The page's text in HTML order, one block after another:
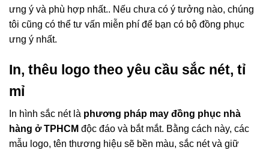
ưng ý và phù hợp nhất.. Nếu chưa có ý tưởng nào, chúng
tôi cũng có thể tư vấn miễn phí để bạn có bộ đồng phục
ưng ý nhất.
In, thêu logo theo yêu cầu sắc nét, tỉ
mỉ
In hình sắc nét là phương pháp may đồng phục nhà
hàng ở TPHCM độc đáo và bắt mắt. Bằng cách này, các
mẫu logo, tên thương hiệu sẽ bền màu, sắc nét và giữ